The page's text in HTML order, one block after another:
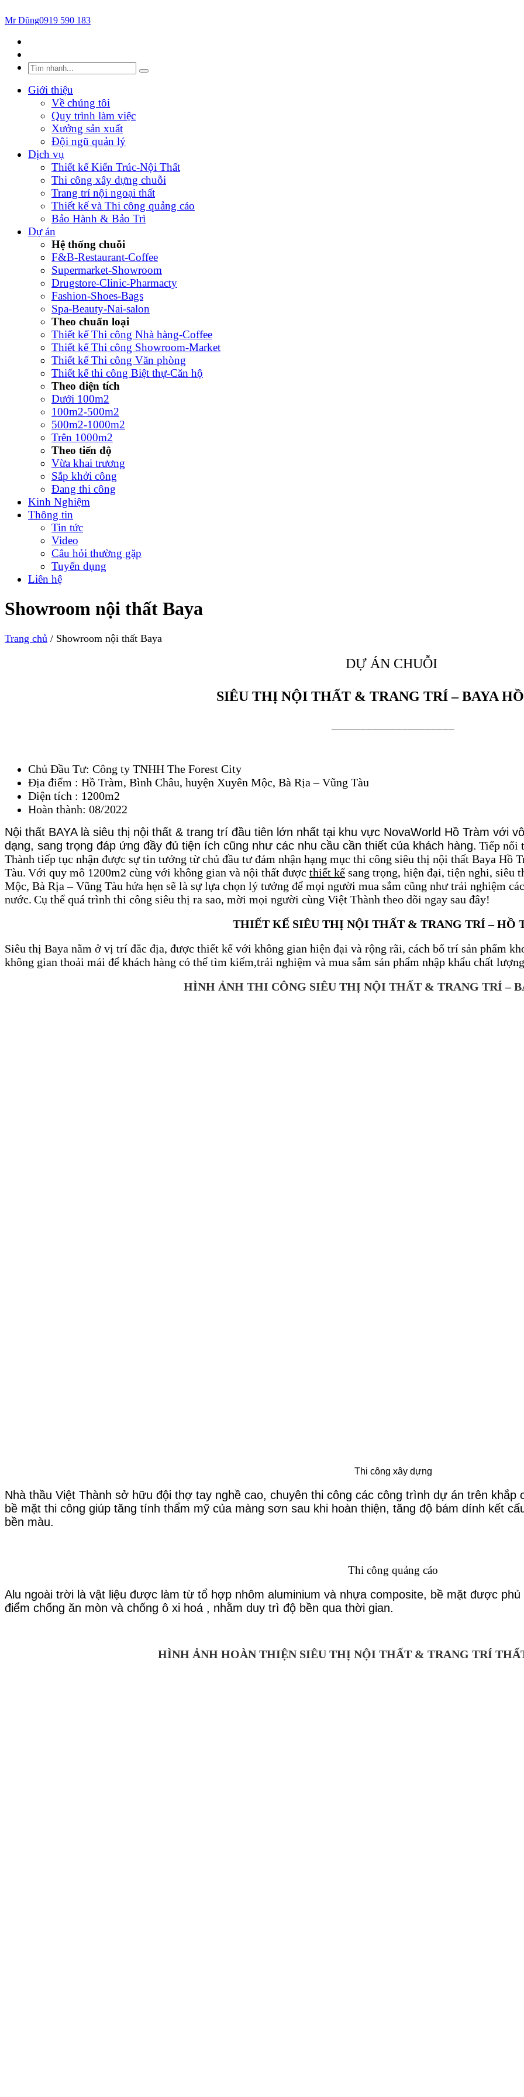
Mr Dũng0919 590 183
Giới thiệu
Về chúng tôi
Quy trình làm việc
Xưởng sản xuất
Đội ngũ quản lý
Dịch vụ
Thiết kế Kiến Trúc-Nội Thất
Thi công xây dựng chuỗi
Trang trí nội ngoại thất
Thiết kế và Thi công quảng cáo
Bảo Hành & Bảo Trì
Dự án
Hệ thống chuỗi
F&B-Restaurant-Coffee
Supermarket-Showroom
Drugstore-Clinic-Pharmacty
Fashion-Shoes-Bags
Spa-Beauty-Nai-salon
Theo chuẩn loại
Thiết kế Thi công Nhà hàng-Coffee
Thiết kế Thi công Showroom-Market
Thiết kế Thi công Văn phòng
Thiết kế thi công Biệt thự-Căn hộ
Theo diện tích
Dưới 100m2
100m2-500m2
500m2-1000m2
Trên 1000m2
Theo tiến độ
Vừa khai trương
Sắp khởi công
Đang thi công
Kinh Nghiệm
Thông tin
Tin tức
Video
Câu hỏi thường gặp
Tuyển dụng
Liên hệ
Showroom nội thất Baya
Trang chủ / Showroom nội thất Baya
DỰ ÁN CHUỖI
SIÊU THỊ NỘI THẤT & TRANG TRÍ – BAYA
Chủ Đầu Tư: Công ty TNHH The Forest City
Địa điểm : Hồ Tràm, Bình Châu, huyện Xuyên Mộc, Bà Rịa – Vũng Tàu
Diện tích : 1200m2
Hoàn thành: 08/2022
Nội thất BAYA là siêu thị nội thất & trang trí đầu tiên lớn nhất tại khu vực NovaWorld Hồ Tràm với
dạng, sang trọng đáp ứng đầy đủ tiện ích cũng như các nhu cầu cần thiết của khách hàng. Tiếp nối
Thành tiếp tục nhận được sự tin tưởng từ chủ đầu tư đảm nhận hạng mục thi công siêu thị nội thất Baya Hồ
Tàu. Với quy mô 1200m2 cùng với không gian và nội thất được thiết kếsang trọng, hiện đại, tiện nghi, siêu
Mộc, Bà Rịa – Vũng Tàu hứa hẹn sẽ là sự lựa chọn lý tưởng để mọi người mua sắm cũng như trải nghiệm
nước. Cụ thể quá trình thi công siêu thị ra sao, mời mọi người cùng Việt Thành theo dõi ngay sau đây!
THIẾT KẾ SIÊU THỊ NỘI THẤT & TRANG TRÍ – HỒ
Siêu thị Baya nằm ở vị trí đắc địa, được thiết kế với không gian hiện đại và rộng rãi, cách bố trí sản phẩm
không gian thoải mái để khách hàng có thể tìm kiếm,trải nghiệm và mua sắm sản phẩm nhập khẩu chất
HÌNH ẢNH THI CÔNG SIÊU THỊ NỘI THẤT & TRANG TRÍ –
Thi công xây dựng
Nhà thầu Việt Thành sở hữu đội thợ tay nghề cao, chuyên thi công các công trình dự án trên
bề mặt thi công giúp tăng tính thẩm mỹ của màng sơn sau khi hoàn thiện, tăng độ bám dính kết
bền màu.
Thi công quảng cáo
Alu ngoài trời là vật liệu được làm từ tổ hợp nhôm aluminium và nhựa composite, bề mặt được
điểm chống ăn mòn và chống ô xi hoá , nhằm duy trì độ bền qua thời gian.
HÌNH ẢNH HOÀN THIỆN SIÊU THỊ NỘI THẤT & TRANG TRÍ